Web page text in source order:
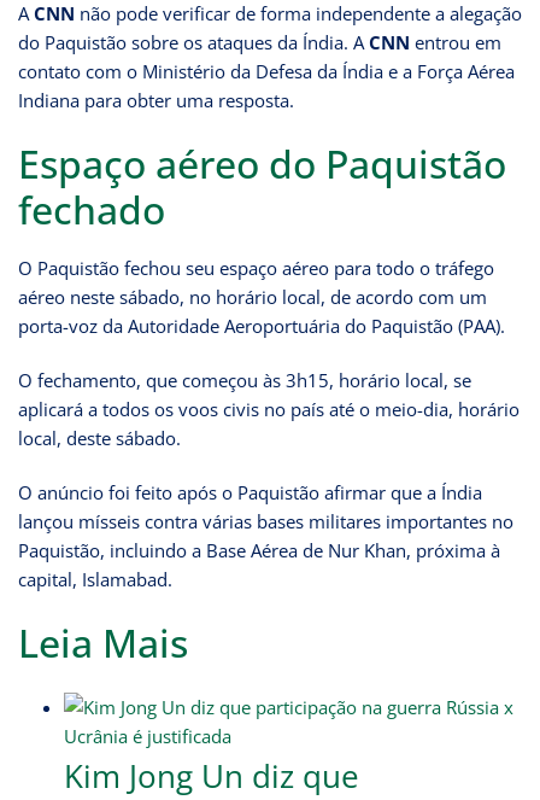
ACNN não pode verificar de forma independente a alegação
do Paquistão sobre os ataques da Índia. ACNN entrou em
contato com o Ministério da Defesa da Índia e a Força Aérea
Indiana para obter uma resposta.
Espaço aéreo do Paquistão
fechado
O Paquistão fechou seu espaço aéreo para todo o tráfego
aéreo neste sábado, no horário local, de acordo com um
porta-voz da Autoridade Aeroportuária do Paquistão (PAA).
O fechamento, que começou às 3h15, horário local, se
aplicará a todos os voos civis no país até o meio-dia, horário
local, deste sábado.
O anúncio foi feito após o Paquistão afirmar que a Índia
lançou mísseis contra várias bases militares importantes no
Paquistão, incluindo a Base Aérea de Nur Khan, próxima à
capital, Islamabad.
Leia Mais
Kim Jong Un diz que